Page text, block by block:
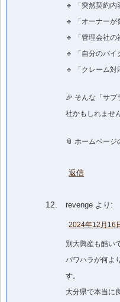
🔹 「突然契約内
🔹 「オーナーが
🔹 「管理会社の
🔹 「自分のバイ
🔹 「クレーム対
🎉 そんな「サ
社かもしれませ
📎 ホームペー
返信
revenge より:
2024年12月16
別大興産も酷い
パワハラが何よ
す。
大分県で本当に